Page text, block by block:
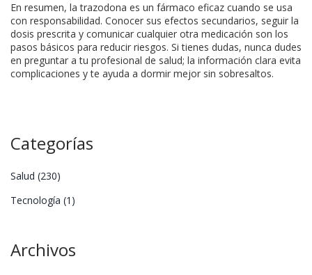
En resumen, la trazodona es un fármaco eficaz cuando se usa
con responsabilidad. Conocer sus efectos secundarios, seguir la
dosis prescrita y comunicar cualquier otra medicación son los
pasos básicos para reducir riesgos. Si tienes dudas, nunca dudes
en preguntar a tu profesional de salud; la información clara evita
complicaciones y te ayuda a dormir mejor sin sobresaltos.
Categorías
Salud (230)
Tecnología (1)
Archivos